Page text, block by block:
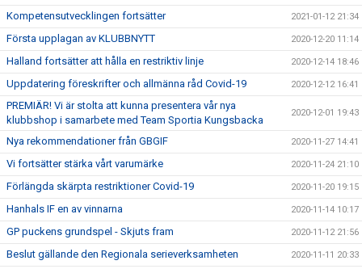
Kompetensutvecklingen fortsätter 2021-01-12 21:34
Första upplagan av KLUBBNYTT 2020-12-20 11:14
Halland fortsätter att hålla en restriktiv linje 2020-12-14 18:46
Uppdatering föreskrifter och allmänna råd Covid-19 2020-12-12 16:41
PREMIÄR! Vi är stolta att kunna presentera vår nya
klubbshop i samarbete med Team Sportia Kungsbacka
2020-12-01 19:43
Nya rekommendationer från GBGIF 2020-11-27 14:41
Vi fortsätter stärka vårt varumärke 2020-11-24 21:10
Förlängda skärpta restriktioner Covid-19 2020-11-20 19:15
Hanhals IF en av vinnarna 2020-11-14 10:17
GP puckens grundspel - Skjuts fram 2020-11-12 21:56
Beslut gällande den Regionala serieverksamheten 2020-11-11 20:33